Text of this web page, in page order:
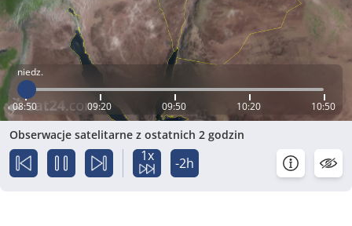
niedz.
08:50 09:20 09:50 10:20 10:50
Obserwacje satelitarne z ostatnich 2 godzin
1x -2h